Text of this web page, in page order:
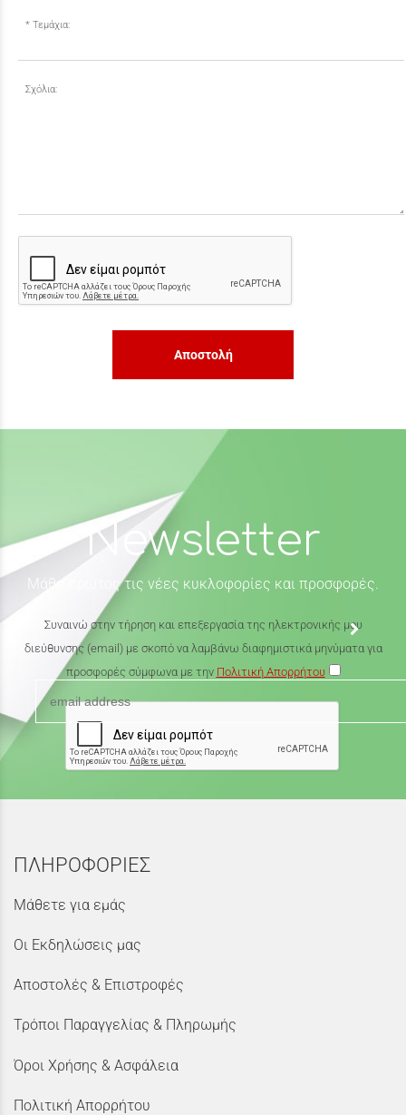
Τεμάχια:
Σχόλια:
Αποστολή
Newsletter
Μάθε πρώτος τις νέες κυκλοφορίες και προσφορές.
Συναινώ στην τήρηση και επεξεργασία της ηλεκτρονικής μου
διεύθυνσης (email) με σκοπό να λαμβάνω διαφημιστικά μηνύματα για
προσφορές σύμφωνα με την Πολιτική Απορρήτου
ΠΛΗΡΟΦΟΡΙΕΣ
Μάθετε για εμάς
Οι Εκδηλώσεις μας
Αποστολές & Επιστροφές
Τρόποι Παραγγελίας & Πληρωμής
Όροι Χρήσης & Ασφάλεια
Πολιτική Απορρήτου